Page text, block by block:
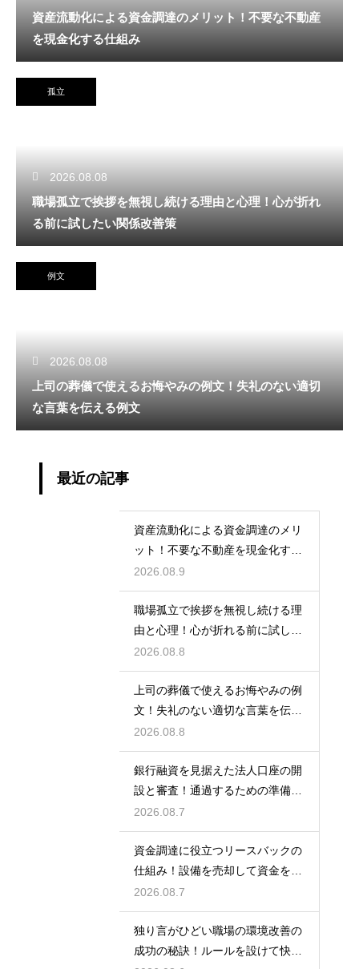
資産流動化による資金調達のメリット！不要な不動産
を現金化する仕組み
孤立
2026.08.08
職場孤立で挨拶を無視し続ける理由と心理！心が折れ
る前に試したい関係改善策
例文
2026.08.08
上司の葬儀で使えるお悔やみの例文！失礼のない適切
な言葉を伝える例文
最近の記事
資産流動化による資金調達のメリ
ット！不要な不動産を現金化する
仕組み
2026.08.9
職場孤立で挨拶を無視し続ける理
由と心理！心が折れる前に試した
い関係改善策
2026.08.8
上司の葬儀で使えるお悔やみの例
文！失礼のない適切な言葉を伝え
る例文
2026.08.8
銀行融資を見据えた法人口座の開
設と審査！通過するための準備と
ポイント
2026.08.7
資金調達に役立つリースバックの
仕組み！設備を売却して資金を得
る方法
2026.08.7
独り言がひどい職場の環境改善の
成功の秘訣！ルールを設けて快適